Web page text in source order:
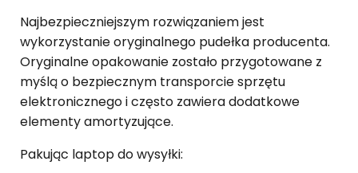
Najbezpieczniejszym rozwiązaniem jest
wykorzystanie oryginalnego pudełka producenta.
Oryginalne opakowanie zostało przygotowane z
myślą o bezpiecznym transporcie sprzętu
elektronicznego i często zawiera dodatkowe
elementy amortyzujące.
Pakując laptop do wysyłki: